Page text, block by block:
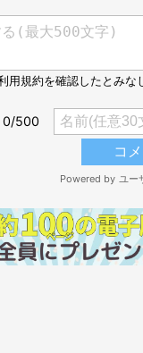
ている時だけは、「猫
」なんて考えが消え失
満たされます。